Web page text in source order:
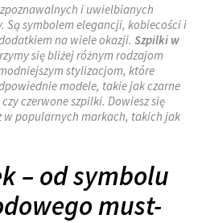
i uwielbianych
Są symbolem elegancji, kobiecości i
na wiele okazji. Szpilki w
się bliżej różnym rodzajom
stylizacjom, które
modele, takie jak czarne
czerwone szpilki. Dowiesz się
w popularnych markach, takich jak
– od symbolu
must-